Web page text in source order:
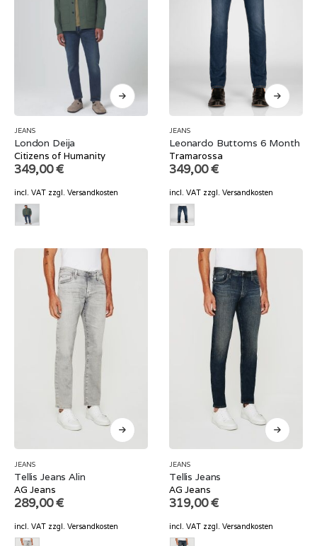
JEANS
London Deija
Citizens of Humanity
349,00€
incl. VAT zzgl. Versandkosten
JEANS
Leonardo Buttoms 6 Month
Tramarossa
349,00€
incl. VAT zzgl. Versandkosten
JEANS
Tellis Jeans Alin
AG Jeans
289,00€
incl. VAT zzgl. Versandkosten
JEANS
Tellis Jeans
AG Jeans
319,00€
incl. VAT zzgl. Versandkosten